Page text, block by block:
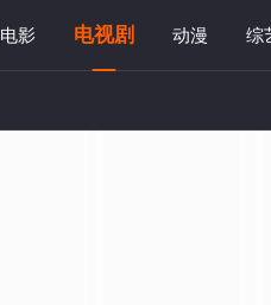
电影 电视剧 动漫 综